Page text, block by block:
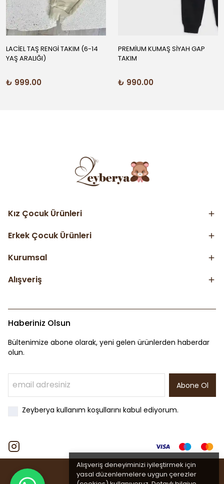
Alışveriş deneyiminizi iyileştirmek için
yasal düzenlemelere uygun çerezler
LACİEL TAŞ RENGİ TAKIM (6-14
YAŞ ARALIĞI)
₺ 999.00
PREMİUM KUMAŞ SİYAH GAP
TAKIM
₺ 990.00
Kız Çocuk Ürünleri
Erkek Çocuk Ürünleri
Kurumsal
Alışveriş
Haberiniz Olsun
Bültenimize abone olarak, yeni gelen ürünlerden haberdar
olun.
Abone Ol
Zeyberya kullanım koşullarını kabul ediyorum.